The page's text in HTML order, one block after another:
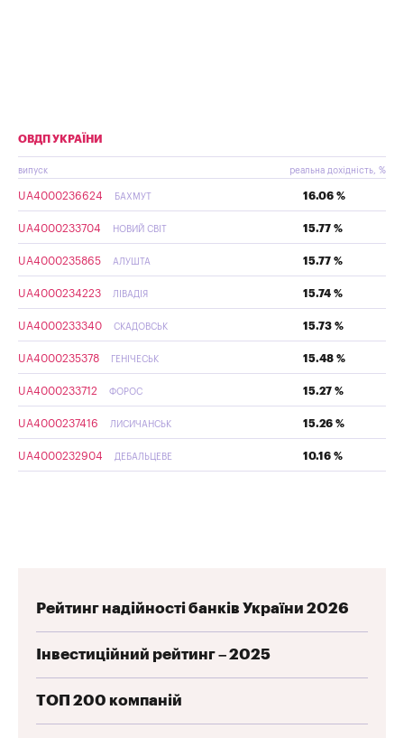
ОВДП УКРАЇНИ
випуск реальна дохідність, %
UA4000236624 БАХМУТ 16.06 %
UA4000233704 НОВИЙ СВІТ 15.77 %
UA4000235865 АЛУШТА 15.77 %
UA4000234223 ЛІВАДІЯ 15.74 %
UA4000233340 СКАДОВСЬК 15.73 %
UA4000235378 ГЕНІЧЕСЬК 15.48 %
UA4000233712 ФОРОС 15.27 %
UA4000237416 ЛИСИЧАНСЬК 15.26 %
UA4000232904 ДЕБАЛЬЦЕВЕ 10.16 %
Рейтинг надійності банків України 2026
Інвестиційний рейтинг – 2025
ТОП 200 компаній